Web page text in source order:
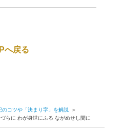
へ戻る
コツや「決まり字」を解説
＞
らに わが身世にふる ながめせし間に